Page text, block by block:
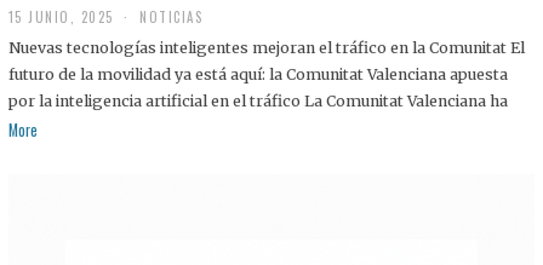
15 JUNIO, 2025 NOTICIAS
Nuevas tecnologías inteligentes mejoran el tráfico en la Comunitat El
futuro de la movilidad ya está aquí: la Comunitat Valenciana apuesta
por la inteligencia artificial en el tráfico La Comunitat Valenciana ha
More